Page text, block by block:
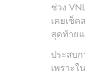
ช่วง
เคยเช็
สุดท้าย
ประสบ
เพราะ